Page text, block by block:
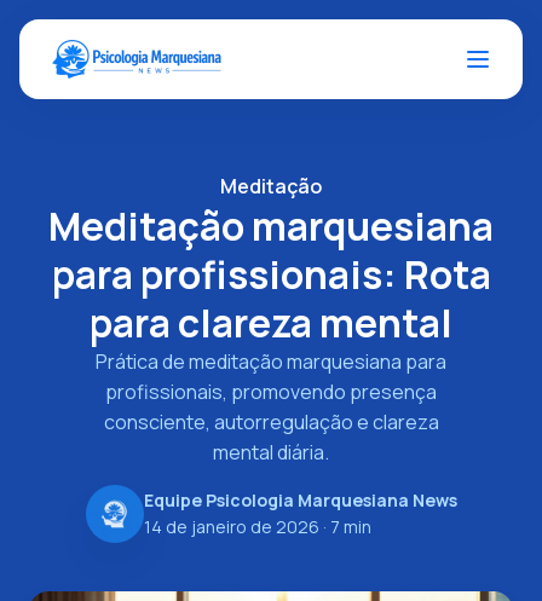
Meditação
Meditação marquesiana
para profissionais: Rota
para clareza mental
Prática de meditação marquesiana para
profissionais, promovendo presença
consciente, autorregulação e clareza
mental diária.
Equipe Psicologia Marquesiana News
14 de janeiro de 2026 · 7 min